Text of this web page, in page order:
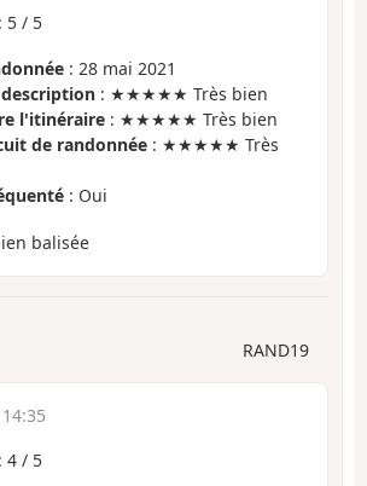
: 5 / 5
: 28 mai 2021
: ★★★★★ Très bien
l'itinéraire : ★★★★★ Très bien
de randonnée : ★★★★★ Très
: Oui
balisée
RAND19
: 4 / 5